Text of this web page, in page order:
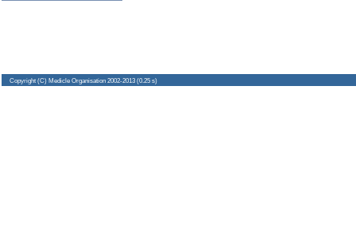
Copyright (C) Medicle Organisation 2002-2013 (0.25 s)